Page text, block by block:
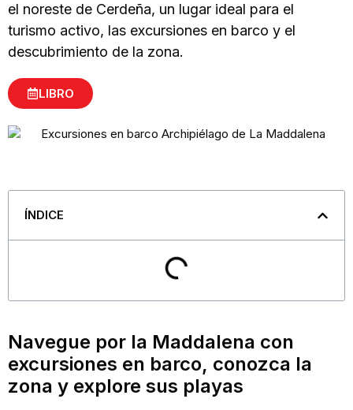
el noreste de Cerdeña, un lugar ideal para el
turismo activo, las excursiones en barco y el
descubrimiento de la zona.
LIBRO
ÍNDICE
Navegue por la Maddalena con
excursiones en barco, conozca la
zona y explore sus playas